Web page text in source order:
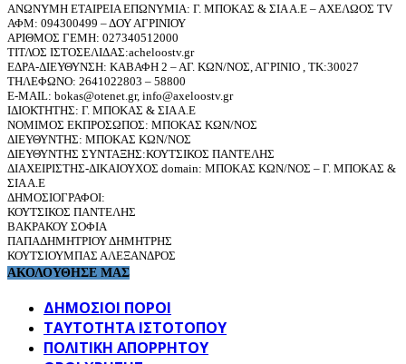
ΑΝΩΝΥΜΗ ΕΤΑΙΡΕΙΑ ΕΠΩΝΥΜΙΑ: Γ. ΜΠΟΚΑΣ & ΣΙΑ Α.Ε – ΑΧΕΛΩΟΣ TV
ΑΦΜ: 094300499 – ΔΟΥ ΑΓΡΙΝΙΟΥ
ΑΡΙΘΜΟΣ ΓΕΜΗ: 027340512000
ΤΙΤΛΟΣ ΙΣΤΟΣΕΛΙΔΑΣ:acheloostv.gr
ΕΔΡΑ-ΔΙΕΥΘΥΝΣΗ: ΚΑΒΑΦΗ 2 – ΑΓ. ΚΩΝ/ΝΟΣ, ΑΓΡΙΝΙΟ , ΤΚ:30027
ΤΗΛΕΦΩΝΟ: 2641022803 – 58800
E-MAIL: bokas@otenet.gr, info@axeloostv.gr
ΙΔΙΟΚΤΗΤΗΣ: Γ. ΜΠΟΚΑΣ & ΣΙΑ Α.Ε
ΝΟΜΙΜΟΣ ΕΚΠΡΟΣΩΠΟΣ: ΜΠΟΚΑΣ ΚΩΝ/ΝΟΣ
ΔΙΕΥΘΥΝΤΗΣ: ΜΠΟΚΑΣ ΚΩΝ/ΝΟΣ
ΔΙΕΥΘΥΝΤΗΣ ΣΥΝΤΑΞΗΣ:ΚΟΥΤΣΙΚΟΣ ΠΑΝΤΕΛΗΣ
ΔΙΑΧΕΙΡΙΣΤΗΣ-ΔΙΚΑΙΟΥΧΟΣ domain: ΜΠΟΚΑΣ ΚΩΝ/ΝΟΣ – Γ. ΜΠΟΚΑΣ &
ΣΙΑ Α.Ε
ΔΗΜΟΣΙΟΓΡΑΦΟΙ:
ΚΟΥΤΣΙΚΟΣ ΠΑΝΤΕΛΗΣ
ΒΑΚΡΑΚΟΥ ΣΟΦΙΑ
ΠΑΠΑΔΗΜΗΤΡΙΟΥ ΔΗΜΗΤΡΗΣ
ΚΟΥΤΣΙΟΥΜΠΑΣ ΑΛΕΞΑΝΔΡΟΣ
ΑΚΟΛΟΥΘΗΣΕ ΜΑΣ
ΔΗΜΟΣΙΟΙ ΠΟΡΟΙ
ΤΑΥΤΌΤΗΤΑ ΙΣΤΌΤΟΠΟΥ
ΠΟΛΙΤΙΚΉ ΑΠΟΡΡΉΤΟΥ